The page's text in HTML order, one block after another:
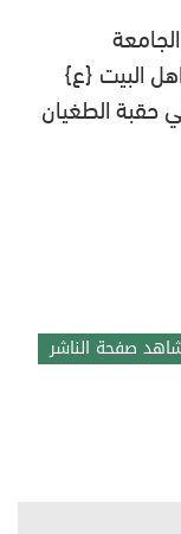
البيت {ع}
حقبة الطغيان
صفحة الناشر